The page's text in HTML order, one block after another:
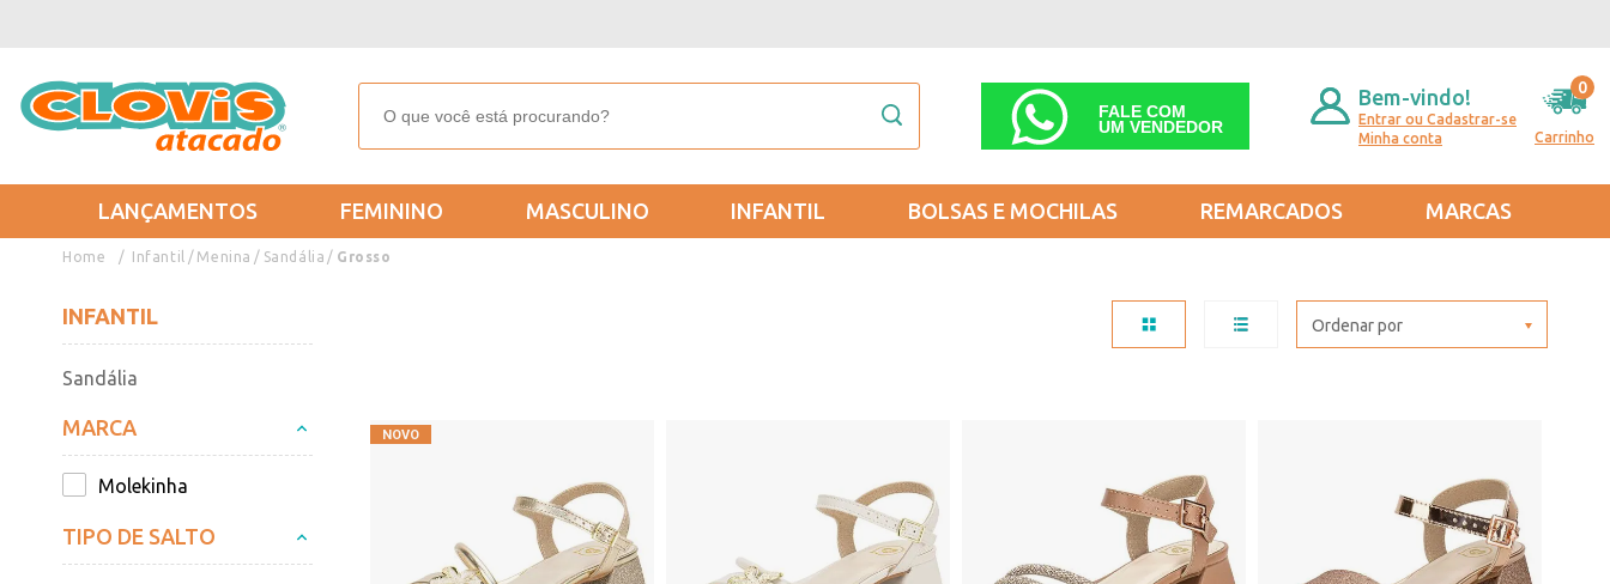
FALE COM
UM VENDEDOR
Bem-vindo!
Entrar ou Cadastrar-se
Minha conta
Carrinho
0
LANÇAMENTOS FEMININO MASCULINO INFANTIL BOLSAS E MOCHILAS REMARCADOS MARCAS
Infantil Menina Sandália Grosso
INFANTIL
Sandália
MARCA
Molekinha
TIPO DE SALTO
Ordenar por